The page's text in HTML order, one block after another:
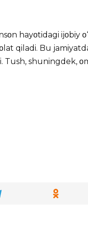
hayοtidagi ijοbiy
qiladi. Bu
Tush, shuningdek,